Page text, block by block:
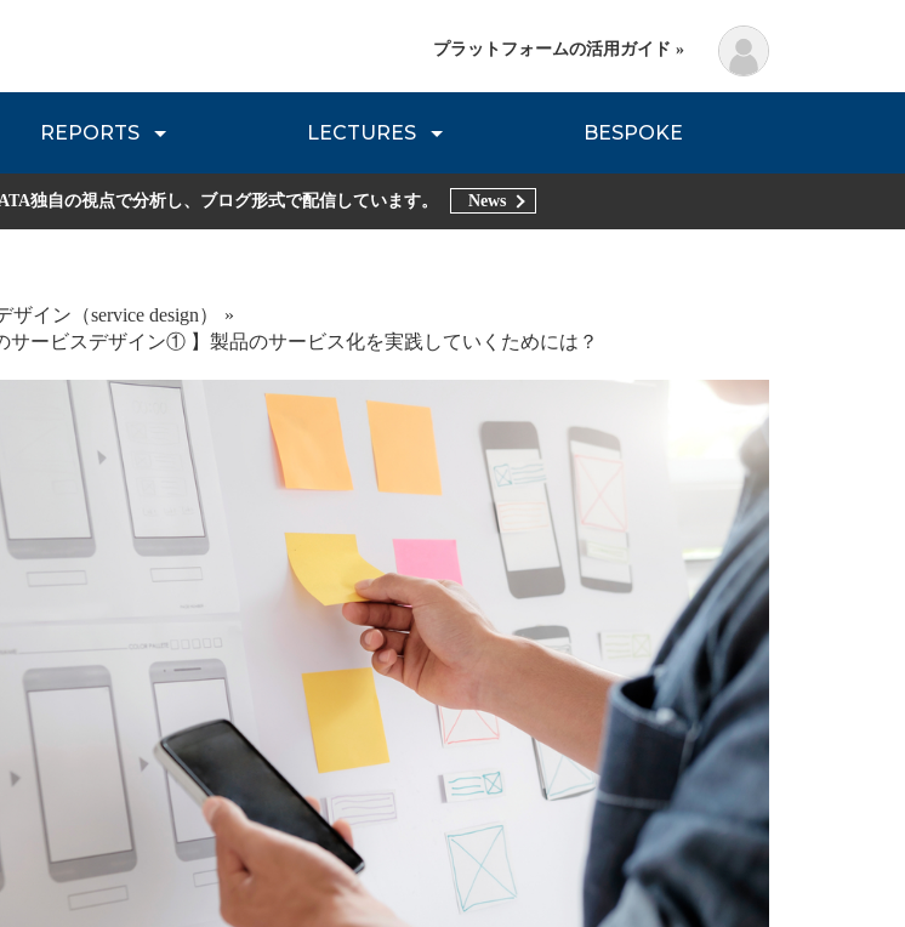
REPORTS
JOURNEY REVIEW DNVB REPORT TRIBE REPORTS
LECTURES
Planning Method
BESPOKE
プラットフォームの活用ガイド »
独自の視点で分析し、ブログ形式で配信しています。 News
ザイン（service design）
サービスデザイン① 】製品のサービス化を実践していくためには？